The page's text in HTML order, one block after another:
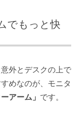
でもっと快
外とデスクの上で
めなのが、モニタ
アーム」 です。